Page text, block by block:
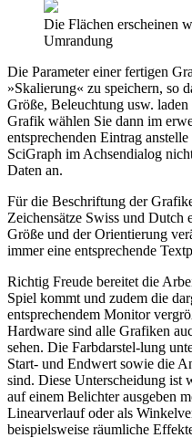
Die Flächen erscheinen
Umrandung
Die Parameter einer fertigen
»Skalierung« zu speichern, so
Größe, Beleuchtung usw.
Grafik wählen Sie dann im
entsprechenden Eintrag
SciGraph im Achsendialog
Daten an.
Für die Beschriftung der
Zeichensätze Swiss und Dutch
Größe und der Orientierung
immer eine entsprechende
Richtig Freude bereitet die
Spiel kommt und zudem die
entsprechendem Monitor
Hardware sind alle Grafiken
sehen. Die Farbdarstel-lung
Start- und Endwert sowie die
sind. Diese Unterscheidung ist
auf einem Belichter ausgeben
Linearverlauf oder als
beispielsweise räumliche